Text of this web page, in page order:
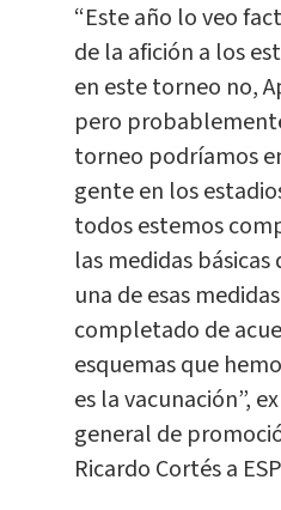
“Este año lo veo
de la afición a los
en este torneo no,
pero
torneo podríamos
gente en los
todos estemos
las medidas
una de esas
completado de
esquemas que
es la vacunación”,
general de
Ricardo Cortés a